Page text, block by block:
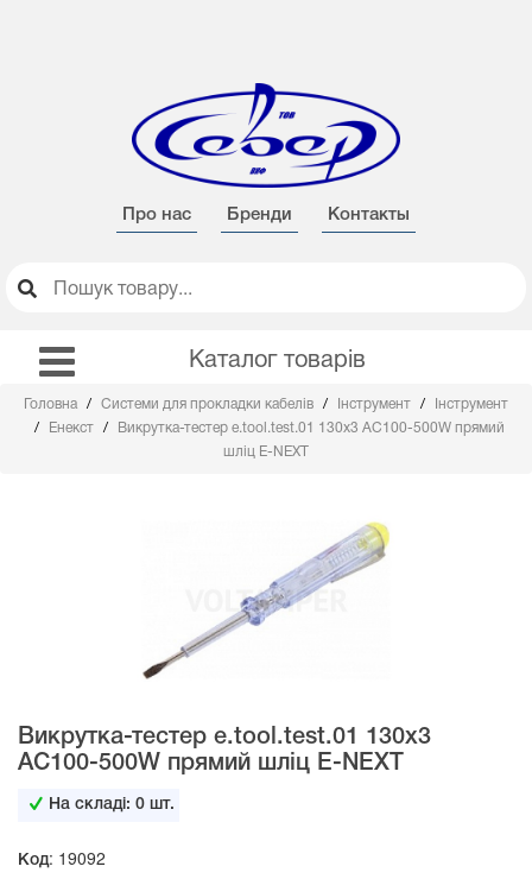
Про нас Бренди Контакты
Каталог товарів
Головна Системи для прокладки кабелів Інструмент
Інструмент
Енекст
Викрутка-тестер e.tool.test.01 130х3 AC100-500W прямий
шліц E-NEXT
Викрутка-тестер e.tool.test.01 130х3
AC100-500W прямий шліц E-NEXT
На складі:0 шт.
Код: 19092